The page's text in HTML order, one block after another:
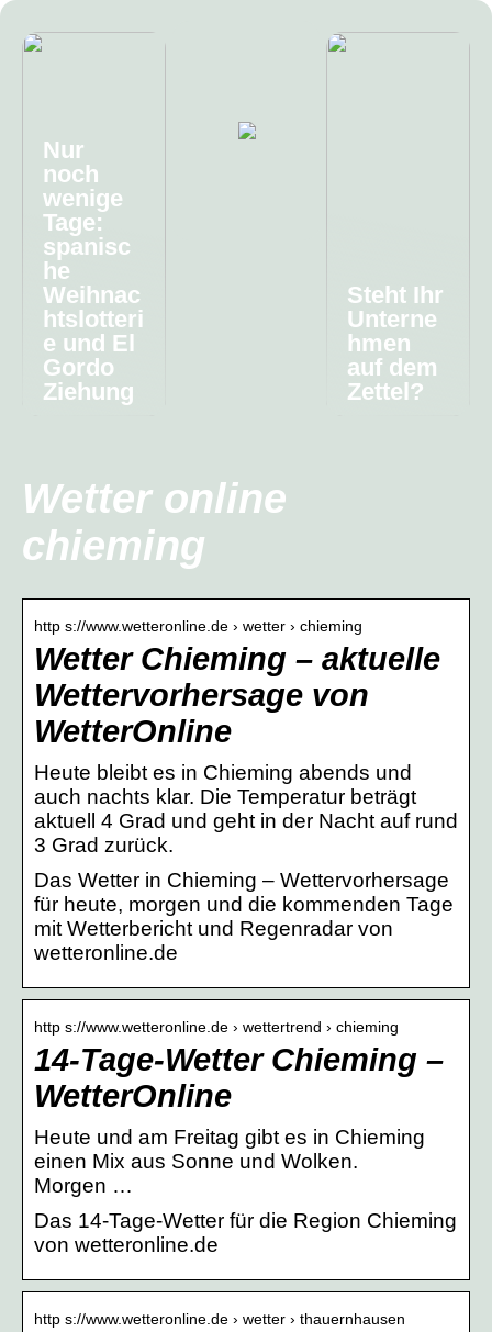
Nur
noch
wenige
Tage:
spanisc
he
Weihnac
htslotteri
e und El
Gordo
Ziehung
Steht Ihr
Unterne
hmen
auf dem
Zettel?
Wetter online
chieming
http s://www.wetteronline.de › wetter › chieming
Wetter Chieming – aktuelle
Wettervorhersage von
WetterOnline
Heute bleibt es in Chieming abends und
auch nachts klar. Die Temperatur beträgt
aktuell 4 Grad und geht in der Nacht auf rund
3 Grad zurück.
Das Wetter in Chieming – Wettervorhersage
für heute, morgen und die kommenden Tage
mit Wetterbericht und Regenradar von
wetteronline.de
http s://www.wetteronline.de › wettertrend › chieming
14-Tage-Wetter Chieming –
WetterOnline
Heute und am Freitag gibt es in Chieming
einen Mix aus Sonne und Wolken.
Morgen …
Das 14-Tage-Wetter für die Region Chieming
von wetteronline.de
http s://www.wetteronline.de › wetter › thauernhausen